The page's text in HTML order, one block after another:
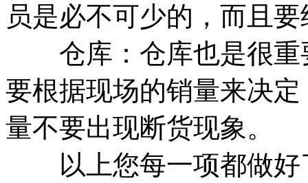
员是必不可少的，而且
仓库：仓库也是很重
要根据现场的销量来决
量不要出现断货现象。
以上您每一项都做好